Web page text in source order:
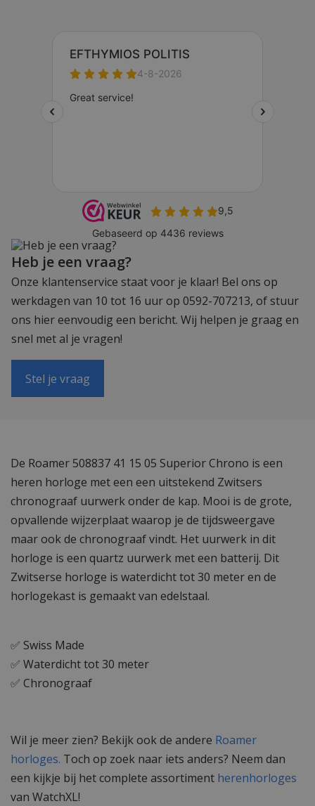
Heb je een vraag?
Onze klantenservice staat voor je klaar! Bel ons op
werkdagen van 10 tot 16 uur op 0592-707213, of stuur
ons hier eenvoudig een bericht. Wij helpen je graag en
snel met al je vragen!
Stel je vraag
De Roamer 508837 41 15 05 Superior Chrono is een
heren horloge met een een uitstekend Zwitsers
chronograaf uurwerk onder de kap. Mooi is de grote,
opvallende wijzerplaat waarop je de tijdsweergave
maar ook de chronograaf vindt. Het uurwerk in dit
horloge is een quartz uurwerk met een batterij. Dit
Zwitserse horloge is waterdicht tot 30 meter en de
horlogekast is gemaakt van edelstaal.
✅ Swiss Made
✅ Waterdicht tot 30 meter
✅ Chronograaf
Wil je meer zien? Bekijk ook de andere Roamer
horloges. Toch op zoek naar iets anders? Neem dan
een kijkje bij het complete assortiment herenhorloges
van WatchXL!